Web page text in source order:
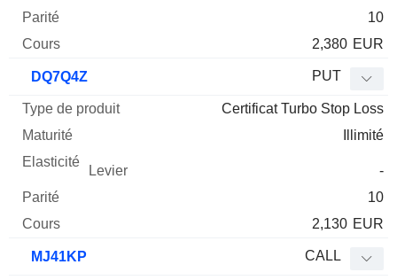
10
2,380 EUR
DQ7Q4Z PUT
Certificat Turbo Stop Loss
Illimité
-
10
2,130 EUR
MJ41KP CALL